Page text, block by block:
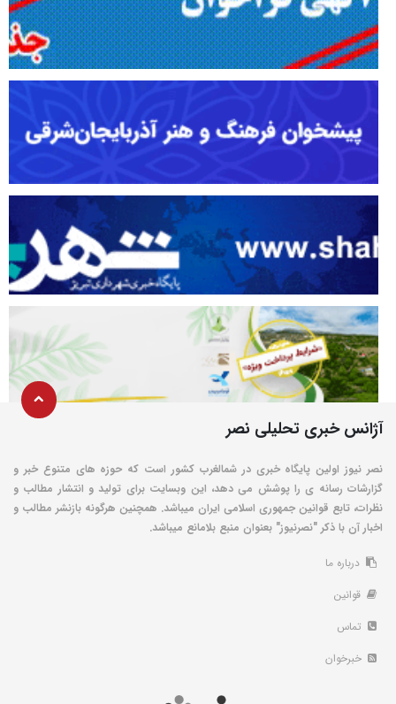
آژانس خبری تحلیلی نصر
نصر نیوز اولین پایگاه خبری در شمالغرب کشور است که حوزه های متنوع خبر و
گزارشات رسانه ی را پوشش می دهد، این وبسایت برای تولید و انتشار مطالب و
نظرات، تابع قوانین جمهوری اسلامی ایران میباشد. همچنین هرگونه بازنشر مطالب و
اخبار آن با ذکر "نصرنیوز" بعنوان منبع بلامانع میباشد.
درباره ما
قوانین
تماس
خبرخوان